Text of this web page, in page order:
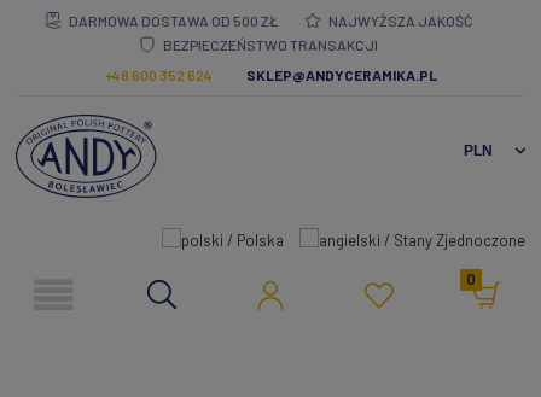
DARMOWA DOSTAWA OD 500 ZŁ
NAJWYŻSZA JAKOŚĆ
BEZPIECZEŃSTWO TRANSAKCJI
+48 600 352 624
SKLEP@ANDYCERAMIKA.PL
0